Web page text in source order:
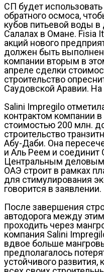
СП будет
обратного осмоса,
кубов питьевой воды
Салалах в Омане. Fisia
акций нового
должен быть выполнен
компании вторым в
апреле сделки
строительство
Саудовской Аравии. На
Salini Impregilo
контрактом компании
стоимостью 200 млн.
строительство
Абу-Даби. Она
и Аль Реем и соединит
Центральным деловым
ОАЭ строит в рамках
для стимулирования
говорится в заявлении.
После завершения
автодорога между
проходить через
компания Salini
вдвое больше
предполагалось
устойчивого